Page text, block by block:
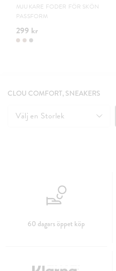
MJUKARE FODER FÖR SKÖN
PASSFORM
299 kr
CLOU COMFORT, SNEAKERS
Välj en Storlek
60 dagars öppet köp